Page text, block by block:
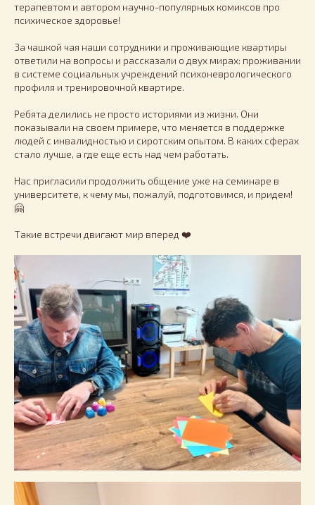
терапевтом и автором научно-популярных комиксов про
психическое здоровье!
За чашкой чая наши сотрудники и проживающие квартиры
ответили на вопросы и рассказали о двух мирах: проживании
в системе социальных учреждений психоневрологического
профиля и тренировочной квартире.
Ребята делились не просто историями из жизни. Они
показывали на своем примере, что меняется в поддержке
людей с инвалидностью и сиротским опытом. В каких сферах
стало лучше, а где еще есть над чем работать.
Нас пригласили продолжить общение уже на семинаре в
университете, к чему мы, пожалуй, подготовимся, и придем!
🤗
Такие встречи двигают мир вперед ❤️